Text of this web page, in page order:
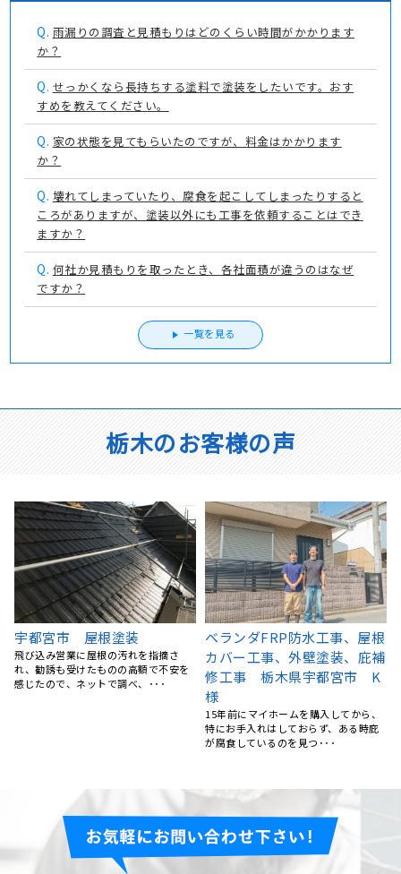
Q. 雨漏りの調査と見積もりはどのくらい時間がかかります
か？
Q. せっかくなら長持ちする塗料で塗装をしたいです。おす
すめを教えてください。
Q. 家の状態を見てもらいたのですが、料金はかかります
か？
Q. 壊れてしまっていたり、腐食を起こしてしまったりすると
ころがありますが、塗装以外にも工事を依頼することはでき
ますか？
Q. 何社か見積もりを取ったとき、各社面積が違うのはなぜ
ですか？
一覧を見る
栃木のお客様の声
宇都宮市 O様邸 防水工事
バルコニーから雨漏りが発生していた
ため、地元の業者さんで探していたと
屋根カバー工法 栃木県宇都
宮市A様
雨漏りが心配になり、どこの業者さん
を選んだら良いのか迷っていました。
ネットで検索していると･･･